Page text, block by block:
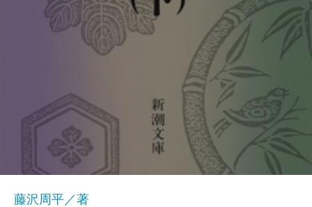
藤沢周平／著